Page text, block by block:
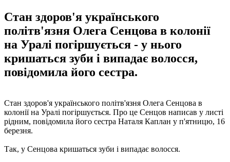
Стан здоров'я українського
політв'язня Олега Сенцова в колонії
на Уралі погіршується - у нього
кришаться зуби і випадає волосся,
повідомила його сестра.
Стан здоров'я українського політв'язня Олега Сенцова в
колонії на Уралі погіршується. Про це Сенцов написав у листі
рідним, повідомила його сестра Наталя Каплан у п'ятницю, 16
березня.
Так, у Сенцова кришаться зуби і випадає волосся.